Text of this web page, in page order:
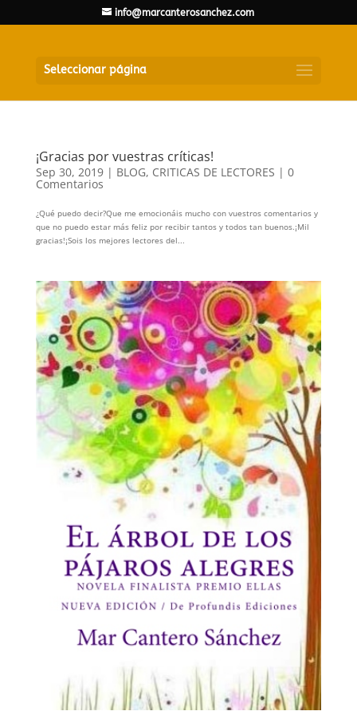
info@marcanterosanchez.com
Seleccionar página
¡Gracias por vuestras críticas!
Sep 30, 2019| BLOG, CRITICAS DE LECTORES | 0
Comentarios
¿Qué puedo decir?Que me emocionáis mucho con vuestros comentarios y
que no puedo estar más feliz por recibir tantos y todos tan buenos.¡Mil
gracias!¡Sois los mejores lectores del...